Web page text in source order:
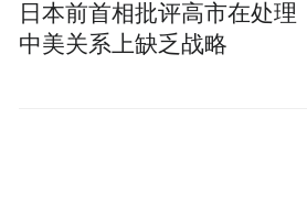
日本前首相批评高市在处理
中美关系上缺乏战略